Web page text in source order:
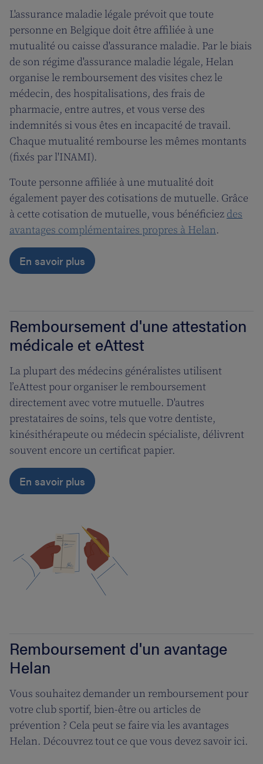
L'assurance maladie légale prévoit que toute
personne en Belgique doit être affiliée à une
mutualité ou caisse d'assurance maladie. Par le biais
de son régime d'assurance maladie légale, Helan
organise le remboursement des visites chez le
médecin, des hospitalisations, des frais de
pharmacie, entre autres, et vous verse des
indemnités si vous êtes en incapacité de travail.
Chaque mutualité rembourse les mêmes montants
(fixés par l'INAMI).
Toute personne affiliée à une mutualité doit
également payer des cotisations de mutuelle. Grâce
à cette cotisation de mutuelle, vous bénéficiez des
avantages complémentaires propres à Helan.
En savoir plus
Remboursement d'une attestation
médicale et eAttest
La plupart des médecins généralistes utilisent
l’eAttest pour organiser le remboursement
directement avec votre mutuelle. D'autres
prestataires de soins, tels que votre dentiste,
kinésithérapeute ou médecin spécialiste, délivrent
souvent encore un certificat papier.
En savoir plus
Remboursement d'un avantage
Helan
Vous souhaitez demander un remboursement pour
votre club sportif, bien-être ou articles de
prévention ? Cela peut se faire via les avantages
Helan. Découvrez tout ce que vous devez savoir ici.